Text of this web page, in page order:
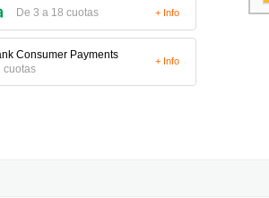
De 3 a 18 cuotas + Info
cuotas
+ Info